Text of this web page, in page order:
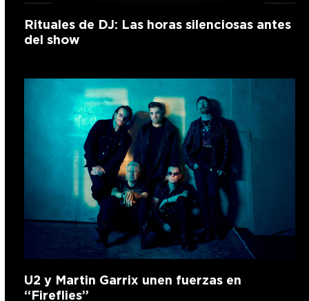
Rituales de DJ: Las horas silenciosas antes
del show
U2 y Martin Garrix unen fuerzas en
“Fireflies”